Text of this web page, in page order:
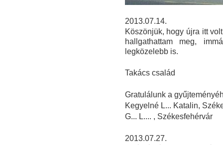
2013.07.14.
Köszönjük, hogy újra itt
hallgathattam meg,
legközelebb is.
Takács család
Gratulálunk a
Kegyelné L... Katalin,
G... L.... , Székesfehérvár
2013.07.27.